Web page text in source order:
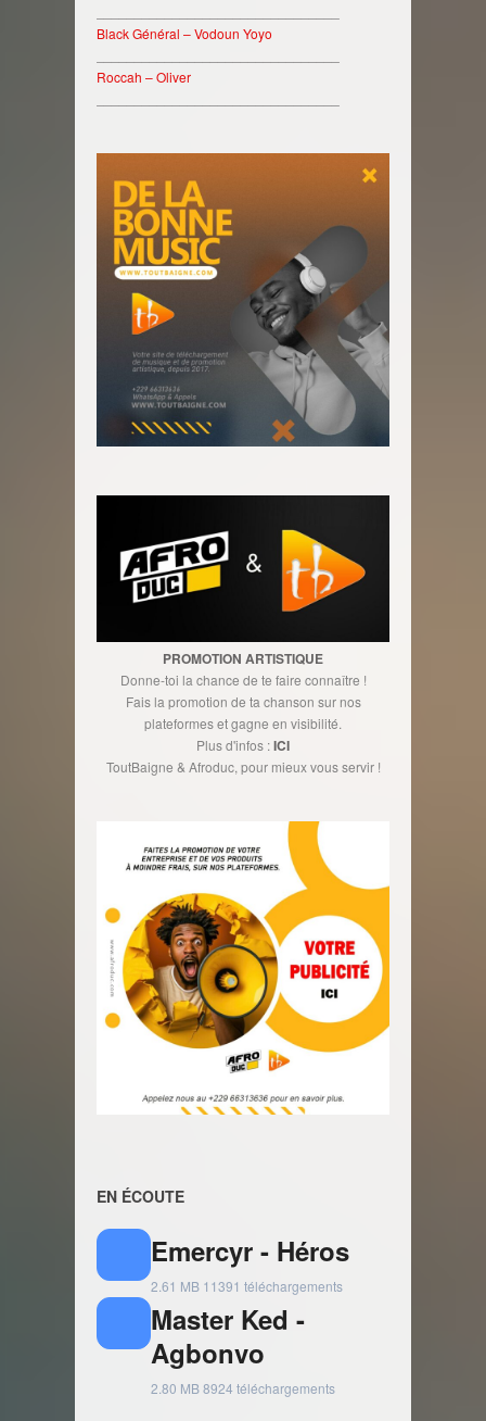
Black Général – Vodoun Yoyo
Roccah – Oliver
PROMOTION ARTISTIQUE
Donne-toi la chance de te faire connaître !
Fais la promotion de ta chanson sur nos
plateformes et gagne en visibilité.
Plus d'infos :ICI
ToutBaigne & Afroduc, pour mieux vous servir !
EN ÉCOUTE
Emercyr - Héros
2.61 MB 11391 téléchargements
Master Ked -
Agbonvo
2.80 MB8924 téléchargements